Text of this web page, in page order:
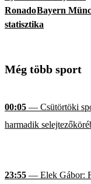
RonadoBayern
statisztika
Még több sport
00:05 — Csütörtöki
harmadik
23:55 — Elek Gábor: